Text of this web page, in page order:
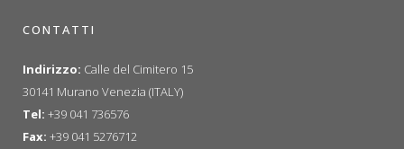
CONTATTI
Indirizzo: Calle del Cimitero 15
30141 Murano Venezia (ITALY)
Tel: +39 041 736576
Fax: +39 041 5276712